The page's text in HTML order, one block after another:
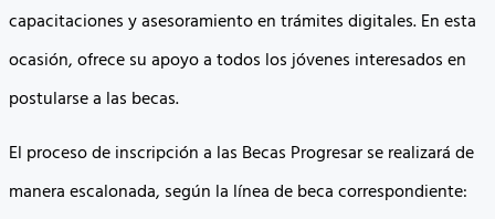
capacitaciones y asesoramiento en trámites digitales. En esta
ocasión, ofrece su apoyo a todos los jóvenes interesados en
postularse a las becas.
El proceso de inscripción a las Becas Progresar se realizará de
manera escalonada, según la línea de beca correspondiente: